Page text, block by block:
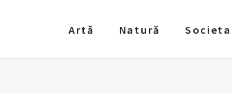
Artǎ Natură